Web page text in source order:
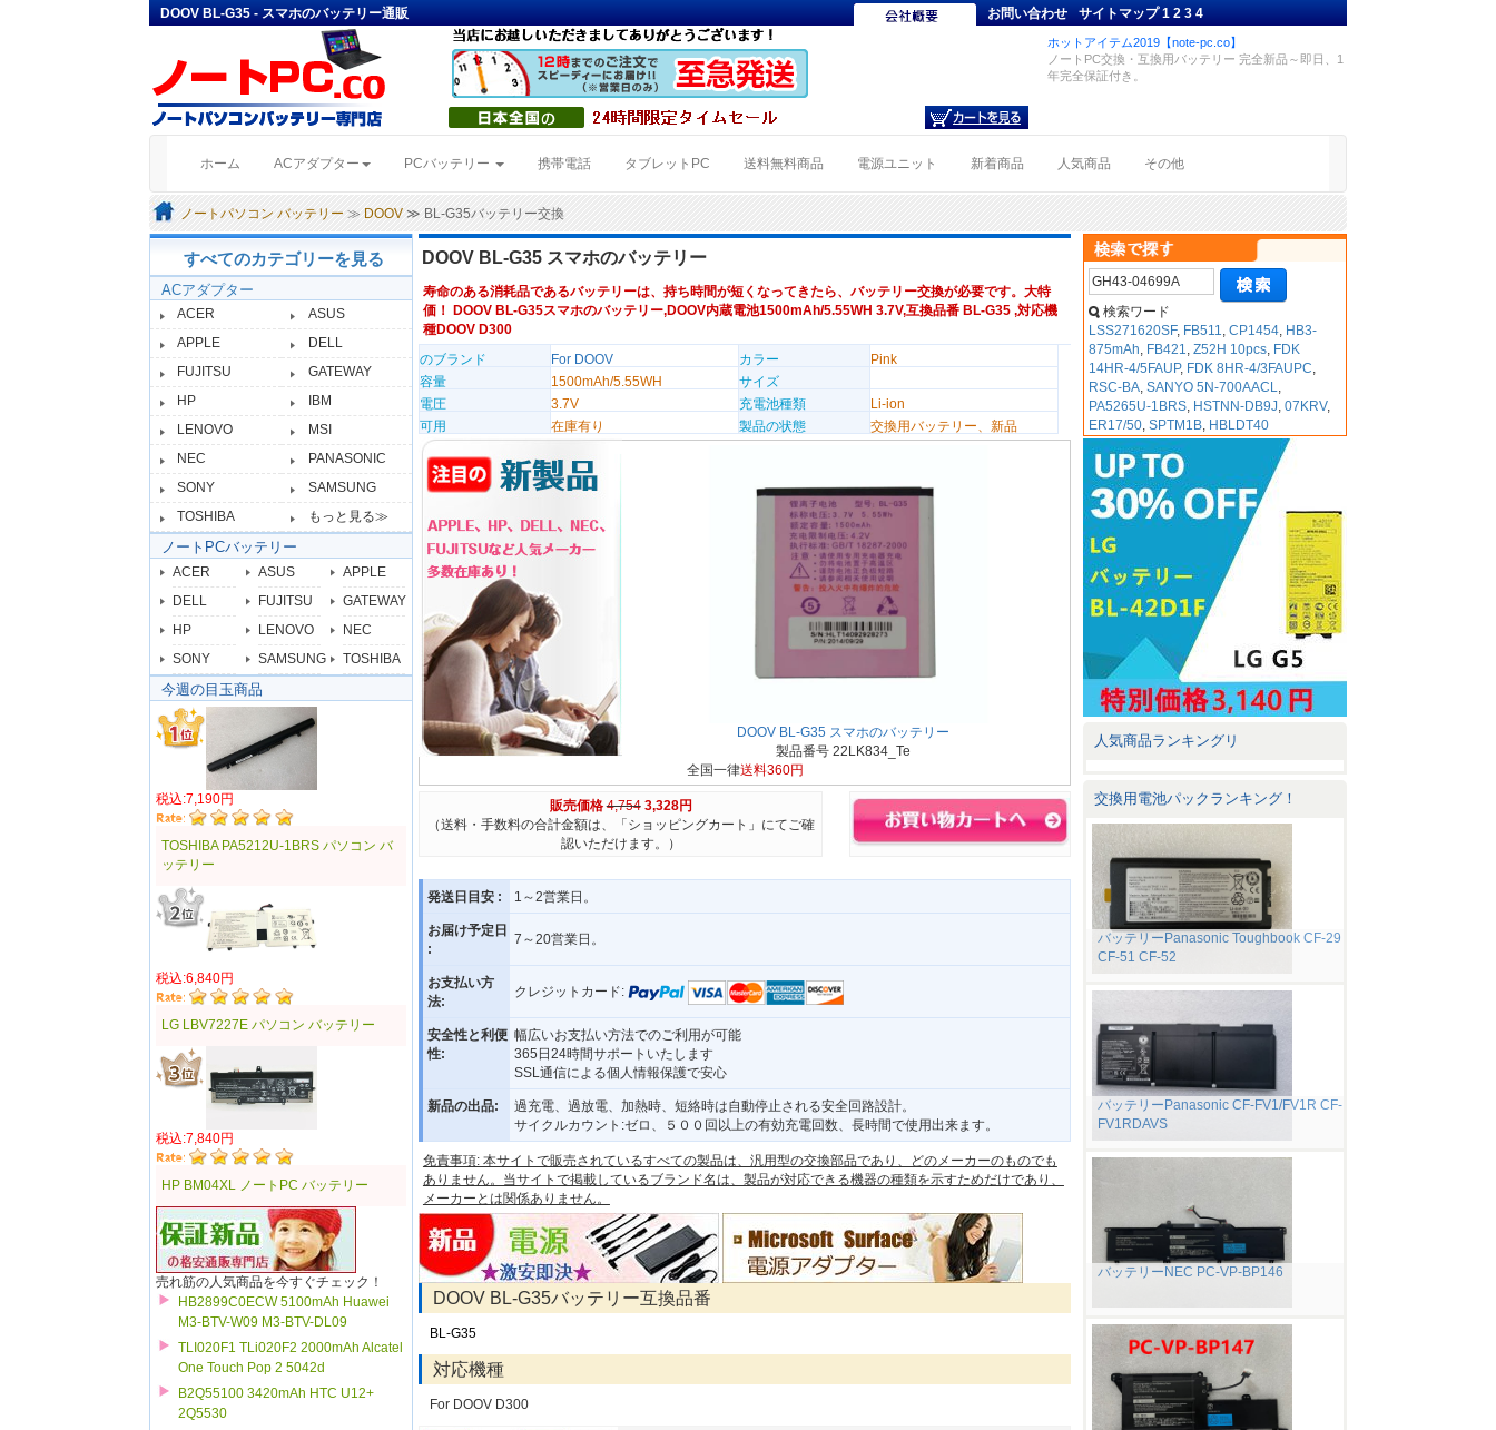
DOOV BL-G35 - スマホのバッテリー通販 お問い合わせ サイトマップ 1234
ホットアイテム2019【note-pc.co】
ノートPC交換・互換用バッテリー 完全新品～即日、1
年完全保証付き。
ホーム (current)ACアダプター PCバッテリー 携帯電話 タブレットPC 送料無料商品 電源ユニット 新着商品 人気商品 その他
ノートパソコン バッテリー ≫ DOOV ≫ BL-G35バッテリー交換
すべてのカテゴリーを見る
ACアダプター
ACER
ASUS
APPLE
DELL
FUJITSU
GATEWAY
HP
IBM
LENOVO
MSI
NEC
PANASONIC
SONY
SAMSUNG
TOSHIBA
もっと見る≫
ノートPCバッテリー
ACER ASUS
APPLE
DELL
FUJITSU
GATEWAY
HP
LENOVO
NEC
SONY
SAMSUNG TOSHIBA
今週の目玉商品
税込:7,190円
TOSHIBA PA5212U-1BRS パソコン バ
ッテリー
税込:6,840円
LG LBV7227E パソコン バッテリー
税込:7,840円
HP BM04XL ノートPC バッテリー
売れ筋の人気商品を今すぐチェック！
HB2899C0ECW 5100mAh Huawei
M3-BTV-W09 M3-BTV-DL09
TLI020F1 TLi020F2 2000mAh Alcatel
One Touch Pop 2 5042d
B2Q55100 3420mAh HTC U12+
2Q5530
DOOV BL-G35 スマホのバッテリー
寿命のある消耗品であるバッテリーは、持ち時間が短くなってきたら、バッテリー交換が必要です。大特
価！ DOOV BL-G35スマホのバッテリー,DOOV内蔵電池1500mAh/5.55WH 3.7V,互換品番 BL-G35 ,対応機
種DOOV D300
のブランド
For DOOV カラー
Pink
容量
1500mAh/5.55WH
サイズ
電圧
3.7V 充電池種類
Li-ion
可用
在庫有り 製品の状態 交換用バッテリー、新品
DOOV BL-G35 スマホのバッテリー
製品番号 22LK834_Te
全国一律送料360円
販売価格 4,754 3,328円
（送料・手数料の合計金額は、「ショッピングカート」にてご確
認いただけます。）
発送日目安 : 1～2営業日。
お届け予定日
:
7～20営業日。
お支払い方
法:
クレジットカード:
安全性と利便
性:
幅広いお支払い方法でのご利用が可能
365日24時間サポートいたします
SSL通信による個人情報保護で安心
新品の出品:
過充電、過放電、加熱時、短絡時は自動停止される安全回路設計。
サイクルカウント:ゼロ、５００回以上の有効充電回数、長時間で使用出来ます。
免責事項: 本サイトで販売されているすべての製品は、汎用型の交換部品であり、どのメーカーのものでも
ありません。当サイトで掲載しているブランド名は、製品が対応できる機器の種類を示すためだけであり、
メーカーとは関係ありません。
DOOV BL-G35バッテリー互換品番
BL-G35
対応機種
For DOOV D300
検索ワード
LSS271620SF, FB511,CP1454, HB3-
875mAh, FB421,Z52H 10pcs, FDK
14HR-4/5FAUP, FDK 8HR-4/3FAUPC,
RSC-BA,SANYO 5N-700AACL,
PA5265U-1BRS, HSTNN-DB9J,07KRV,
ER17/50,SPTM1B, HBLDT40
人気商品ランキングリ
交換用電池パックランキング！
バッテリーPanasonic Toughbook CF-29
CF-51 CF-52
バッテリーPanasonic CF-FV1/FV1R CF-
FV1RDAVS
バッテリーNEC PC-VP-BP146